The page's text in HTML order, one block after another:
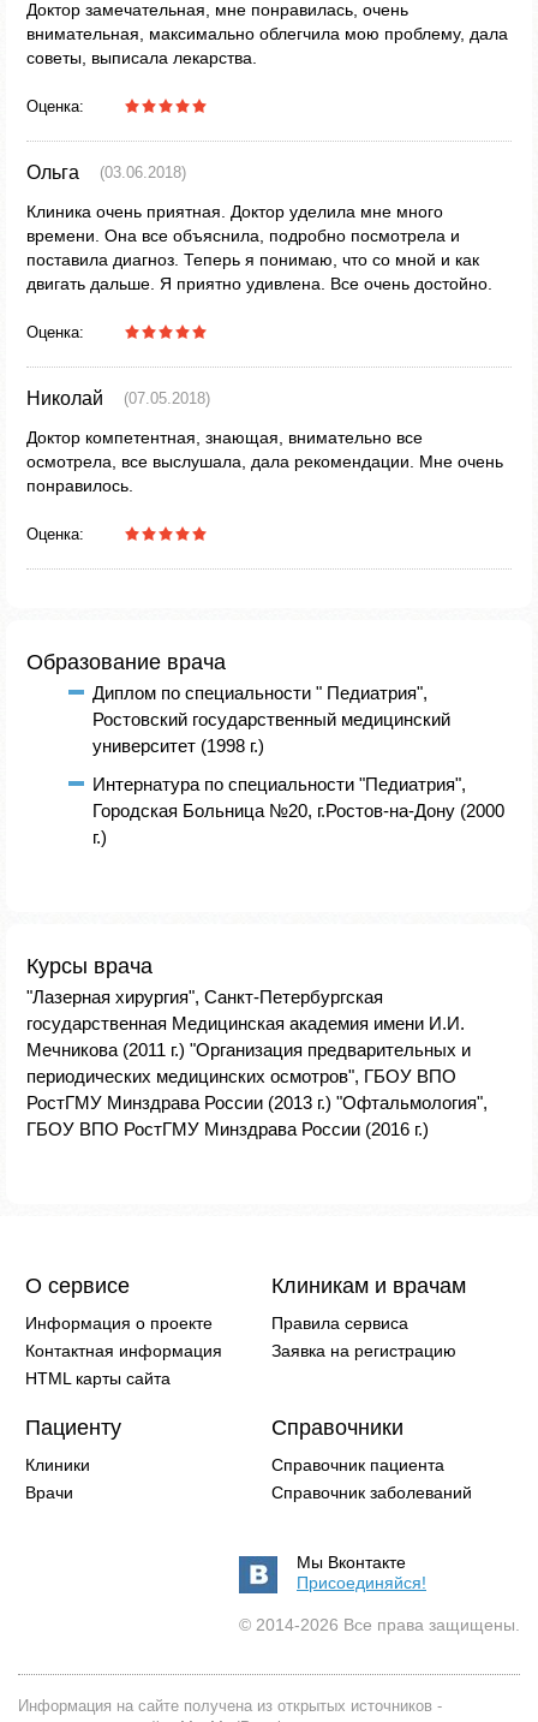
Доктор замечательная, мне понравилась, очень
внимательная, максимально облегчила мою проблему, дала
советы, выписала лекарства.
Оценка:
Ольга (03.06.2018)
Клиника очень приятная. Доктор уделила мне много
времени. Она все объяснила, подробно посмотрела и
поставила диагноз. Теперь я понимаю, что со мной и как
двигать дальше. Я приятно удивлена. Все очень достойно.
Оценка:
Николай (07.05.2018)
Доктор компетентная, знающая, внимательно все
осмотрела, все выслушала, дала рекомендации. Мне очень
понравилось.
Оценка:
Образование врача
Диплом по специальности " Педиатрия",
Ростовский государственный медицинский
университет (1998 г.)
Интернатура по специальности "Педиатрия",
Городская Больница №20, г.Ростов-на-Дону (2000
г.)
Курсы врача
"Лазерная хирургия", Санкт-Петербургская
государственная Медицинская академия имени И.И.
Мечникова (2011 г.) "Организация предварительных и
периодических медицинских осмотров", ГБОУ ВПО
РостГМУ Минздрава России (2013 г.) "Офтальмология",
ГБОУ ВПО РостГМУ Минздрава России (2016 г.)
О сервисе
Информация о проекте
Контактная информация
HTML карты сайта
Клиникам и врачам
Правила сервиса
Заявка на регистрацию
Пациенту
Клиники
Врачи
Справочники
Справочник пациента
Справочник заболеваний
Мы Вконтакте
Присоединяйся!
© 2014-2026 Все права защищены.
Информация на сайте получена из открытых источников -